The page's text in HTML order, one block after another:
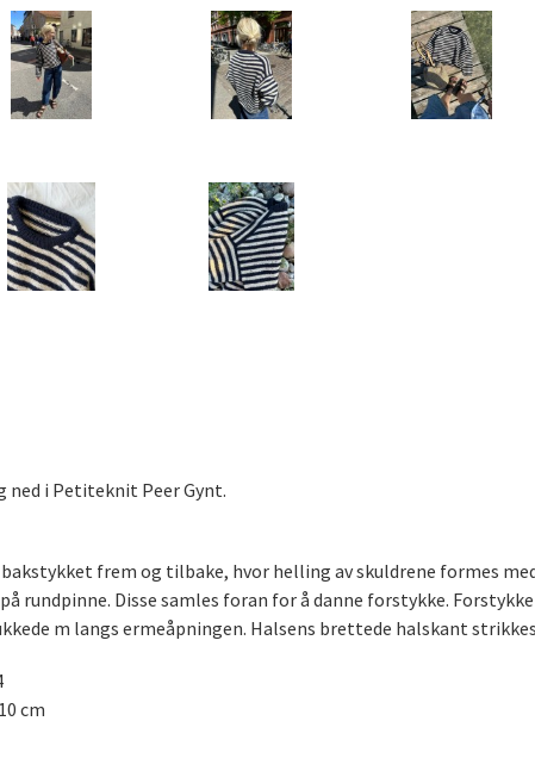
ned i Petiteknit Peer Gynt.
frem og tilbake, hvor helling av skuldrene formes
rundpinne. Disse samles foran for å danne forstykke.
m langs ermeåpningen. Halsens brettede halskant
cm